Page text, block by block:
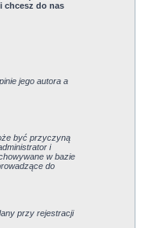
chcesz do nas
jego autora a
być przyczyną
i
w bazie
do
przy rejestracji